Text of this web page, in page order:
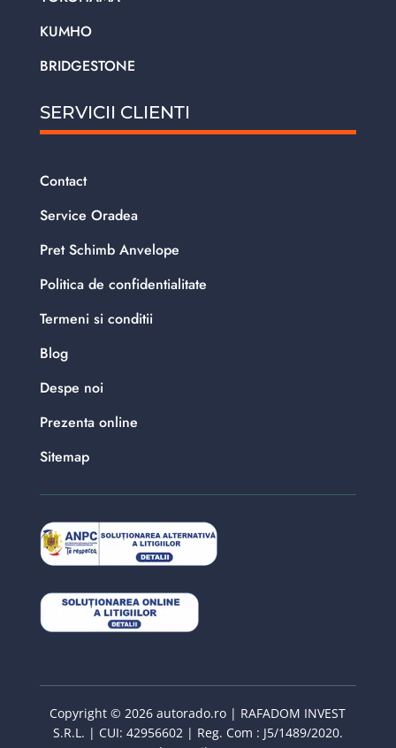
KUMHO
BRIDGESTONE
SERVICII CLIENTI
Contact
Service Oradea
Pret Schimb Anvelope
Politica de confidentialitate
Termeni si conditii
Blog
Despe noi
Prezenta online
Sitemap
Copyright © 2026 autorado.ro | RAFADOM INVEST
S.R.L. | CUI: 42956602 | Reg. Com : J5/1489/2020.